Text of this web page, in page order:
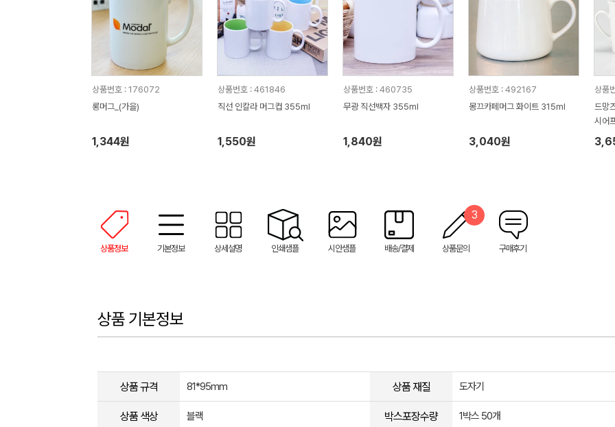
상품번호 : 176072
롱머그_(가을)
1,344원
상품번호 : 461846
직선 인칼라 머그컵 355ml
1,550원
상품번호 : 460735
무광 직선백자 355ml
1,840원
상품번호 : 492167
몽끄카페머그 화이트 315ml
3,040원
상품
드망
시어
상품정보 기본정보 상세설명 인쇄샘플 시안샘플 배송/결제 상품문의
3
구매후기
상품 기본정보
상품 규격 81*95mm 상품 재질 도자기
상품 색상 블랙 박스포장수량 1박스 50개